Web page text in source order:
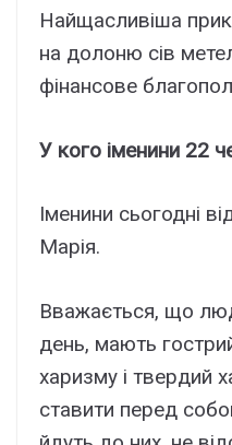
Найщасливіша
на долоню сів
фінансове
У кого іменини 22
Іменини сьогодні
Марія.
Вважається, що
день, мають
харизму і твердий
ставити перед